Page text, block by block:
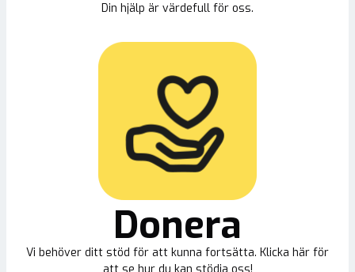
Din hjälp är värdefull för oss.
Donera
Vi behöver ditt stöd för att kunna fortsätta. Klicka här för